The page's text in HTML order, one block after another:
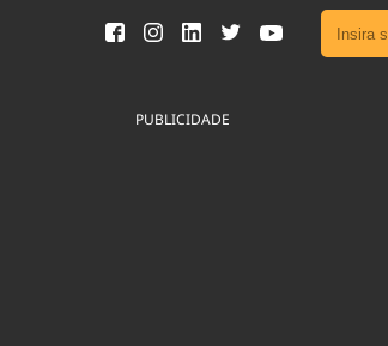
PUBLICIDADE